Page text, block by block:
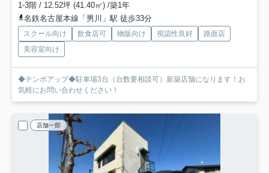
1-3階 / 12.52坪 (41.40㎡) /築1年
名鉄名古屋本線「男川」駅 徒歩33分
スクール向け 飲食店可 物販向け 視認性良好
路面店
美容室向け
◆テンポアップ◆駐車場3台（台数要相談可）新築店舗になります！お
気軽にお問い合わせください！
店舗一部